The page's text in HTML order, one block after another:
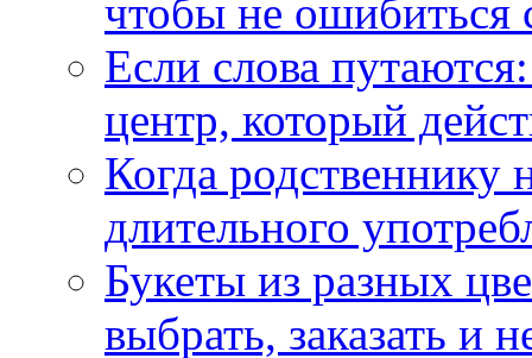
чтобы не ошибиться
Если слова
центр, который
Когда
длительного
Букеты из разных
выбрать, заказать и